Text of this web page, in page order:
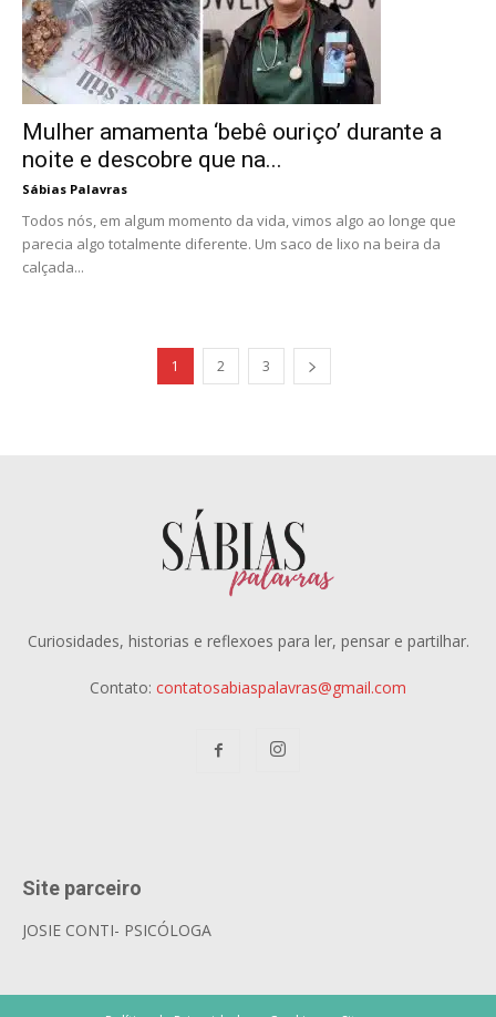
Mulher amamenta ‘bebê ouriço’ durante a
noite e descobre que na...
Sábias Palavras
Todos nós, em algum momento da vida, vimos algo ao longe que
parecia algo totalmente diferente. Um saco de lixo na beira da
calçada...
1 2 3
Curiosidades, historias e reflexoes para ler, pensar e partilhar.
Contato: contatosabiaspalavras@gmail.com
Site parceiro
JOSIE CONTI- PSICÓLOGA